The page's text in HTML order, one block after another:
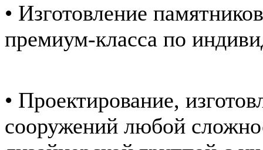
• Изготовление
премиум-класса по
• Проектирование,
сооружений любой